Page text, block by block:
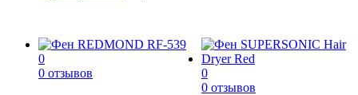
0
0 отзывов
0
0 отзывов